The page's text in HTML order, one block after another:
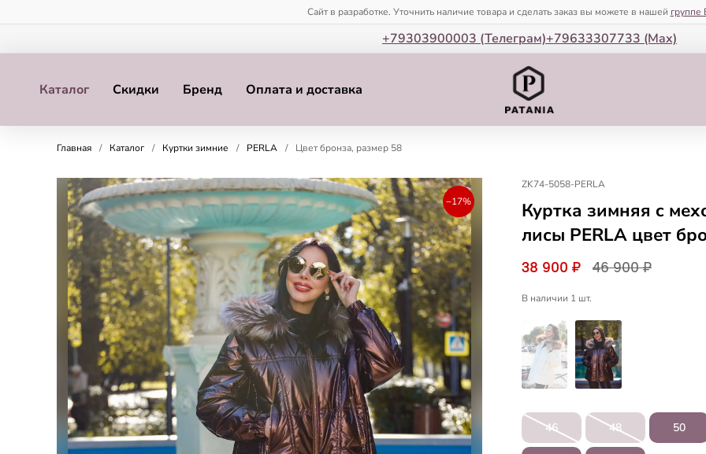
Сайт в разработке. Уточнить наличие товара и сделать заказ вы можете в нашей группе
+79303900003 (Телеграм)+79633307733 (Мax)
Каталог Скидки Бренд Оплата и доставка
Главная / Каталог / Куртки зимние / PERLA / Цвет бронза, размер 58
−17%
ZK74-5058-PERLA
Куртка зимняя c
лисы PERLA цвет
38 900 ₽ 46 900 ₽
В наличии 1 шт.
46 48 50